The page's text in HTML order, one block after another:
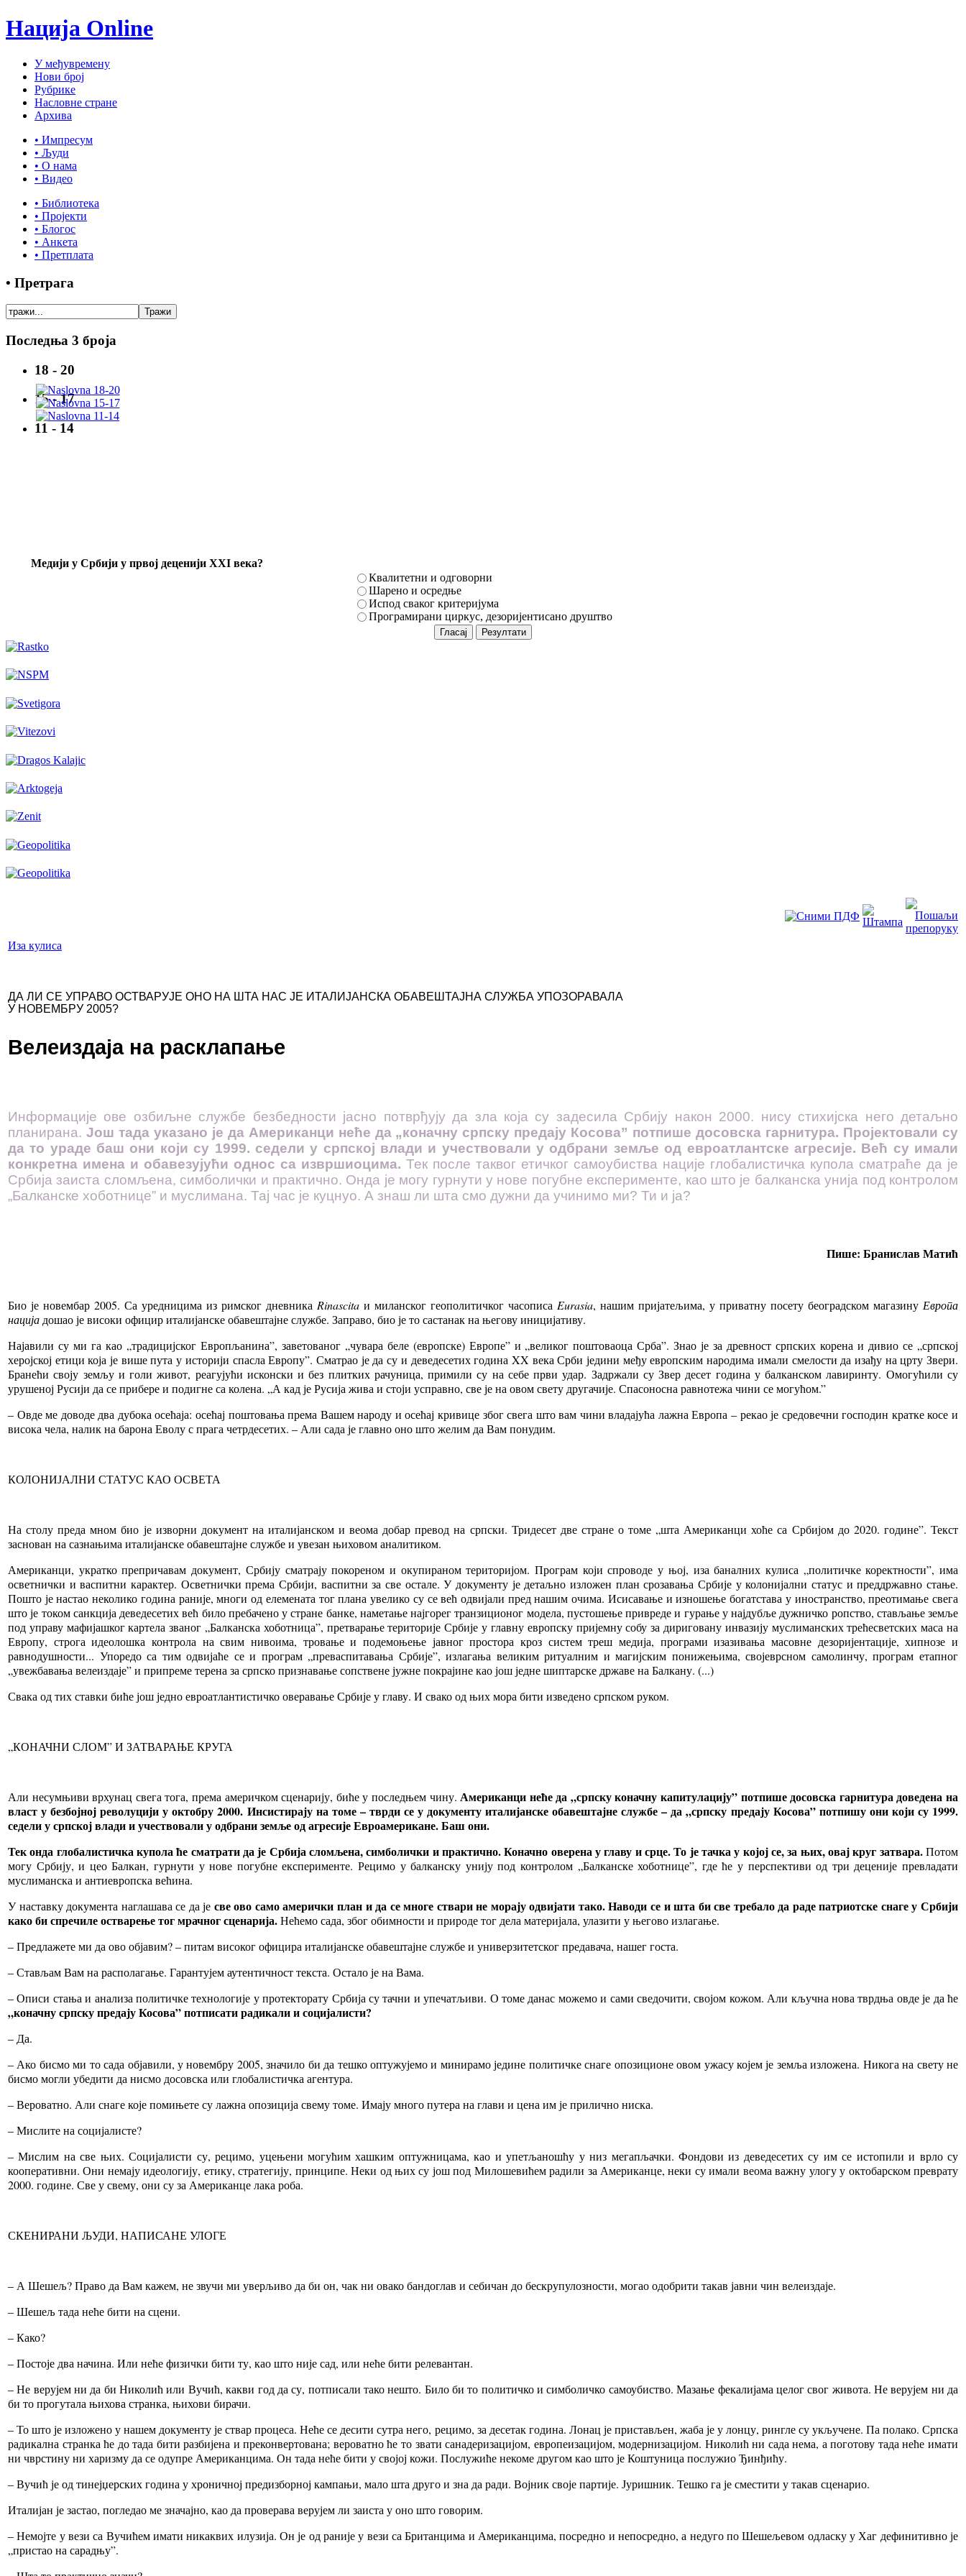
Нација Online
У међувремену
Нови број
Рубрике
Насловне стране
Архива
• Импресум
• Људи
• О нама
• Видео
• Библиотека
• Пројекти
• Блогос
• Анкета
• Претплата
• Претрага
Последња 3 броја
18 - 20
15 - 17
11 - 14
Mедији у Србији у првој деценији XXI века?
Квалитетни и одговорни
Шарено и осредње
Испод сваког критеријума
Програмирани циркус, дезоријентисано друштво
Иза кулиса
ДА ЛИ СЕ УПРАВО ОСТВАРУЈЕ ОНО НА ШТА НАС ЈЕ ИТАЛИЈАНСКА ОБАВЕШТАЈНА СЛУЖБА УПОЗОРАВАЛА
У НОВЕМБРУ 2005?
Велеиздаја на расклапање
Информације ове озбиљне службе безбедности јасно потврђују да зла која су задесила Србију након 2000. нису стихијска него детаљно
планирана. Још тада указано је да Американци неће да „коначну српску предају Косова” потпише досовска гарнитура. Пројектовали су
да то ураде баш они који су 1999. седели у српској влади и учествовали у одбрани земље од евроатлантске агресије. Већ су имали
конкретна имена и обавезујући однос са извршиоцима. Тек после таквог етичког самоубиства нације глобалистичка купола сматраће да је
Србија заиста сломљена, симболички и практично. Онда је могу гурнути у нове погубне експерименте, као што је балканска унија под контролом
„Балканске хоботнице” и муслимана. Тај час је куцнуо. А знаш ли шта смо дужни да учинимо ми? Ти и ја?
Пише: Бранислав Матић
Био је новембар 2005. Са уредницима из римског дневника Rinascita и миланског геополитичког часописа Eurasia, нашим пријатељима, у приватну посету београдском магазину Европа
нацијадошао је високи официр италијанске обавештајне службе. Заправо, био је то састанак на његову иницијативу.
Најавили су ми га као „традицијског Европљанина”, заветованог „чувара беле (европске) Европе” и „великог поштоваоца Срба”. Знао је за древност српских корена и дивио се „српској
херојској етици која је више пута у историји спасла Европу”. Сматрао је да су и деведесетих година XX века Срби једини међу европским народима имали смелости да изађу на црту Звери.
Бранећи своју земљу и голи живот, реагујући исконски и без плитких рачуница, примили су на себе први удар. Задржали су Звер десет година у балканском лавиринту. Омогућили су
урушеној Русији да се прибере и подигне са колена. „А кад је Русија жива и стоји усправно, све је на овом свету другачије. Спасоносна равнотежа чини се могућом.”
– Овде ме доводе два дубока осећаја: осећај поштовања према Вашем народу и осећај кривице због свега што вам чини владајућа лажна Европа – рекао је средовечни господин кратке косе и
висока чела, налик на барона Еволу с прага четрдесетих. – Али сада је главно оно што желим да Вам понудим.
КОЛОНИЈАЛНИ СТАТУС КАО ОСВЕТА
На столу преда мном био је изворни документ на италијанском и веома добар превод на српски. Тридесет две стране о томе „шта Американци хоће са Србијом до 2020. године”. Текст
заснован на сазнањима италијанске обавештајне службе и увезан њиховом аналитиком.
Американци, укратко препричавам документ, Србију сматрају покореном и окупираном територијом. Програм који спроводе у њој, иза баналних кулиса „политичке коректности”, има
осветнички и васпитни карактер. Осветнички према Србији, васпитни за све остале. У документу је детаљно изложен план срозавања Србије у колонијални статус и преддржавно стање.
Пошто је настао неколико година раније, многи од елемената тог плана увелико су се већ одвијали пред нашим очима. Исисавање и изношење богатстава у иностранство, преотимање свега
што је током санкција деведесетих већ било пребачено у стране банке, наметање најгорег транзиционог модела, пустошење привреде и гурање у најдубље дужничко ропство, стављање земље
под управу мафијашког картела званог „Балканска хоботница”, претварање територије Србије у главну европску пријемну собу за дириговану инвазију муслиманских трећесветских маса на
Европу, строга идеолошка контрола на свим нивоима, тровање и подемоњење јавног простора кроз систем треш медија, програми изазивања масовне дезоријентације, хипнозе и
равнодушности... Упоредо са тим одвијаће се и програм „преваспитавања Србије”, излагања великим ритуалним и магијским понижењима, својеврсном самолинчу, програм етапног
„увежбавања велеиздаје” и припреме терена за српско признавање сопствене јужне покрајине као још једне шиптарске државе на Балкану. (...)
Свака од тих ставки биће још једно евроатлантистичко оверавање Србије у главу. И свако од њих мора бити изведено српском руком.
„КОНАЧНИ СЛОМ” И ЗАТВАРАЊЕ КРУГА
Али несумњиви врхунац свега тога, према америчком сценарију, биће у последњем чину.Американци неће да „српску коначну капитулацију” потпише досовска гарнитура доведена на
власт у безбојној револуцији у октобру 2000. Инсистирају на томе – тврди се у документу италијанске обавештајне службе – да „српску предају Косова” потпишу они који су 1999.
седели у српској влади и учествовали у одбрани земље од агресије Евроамерикане. Баш они.
Тек онда глобалистичка купола ће сматрати да је Србија сломљена, симболички и практично. Коначно оверена у главу и срце. То је тачка у којој се, за њих, овај круг затвара.Потом
могу Србију, и цео Балкан, гурнути у нове погубне експерименте. Рецимо у балканску унију под контролом „Балканске хоботнице”, где ће у перспективи од три деценије превладати
муслиманска и антиевропска већина.
У наставку документа наглашава се да је све ово само амерички план и да се многе ствари не морају одвијати тако. Наводи се и шта би све требало да раде патриотске снаге у Србији
како би спречиле остварење тог мрачног сценарија.Нећемо сада, због обимности и природе тог дела материјала, улазити у његово излагање.
– Предлажете ми да ово објавим? – питам високог официра италијанске обавештајне службе и универзитетског предавача, нашег госта.
– Стављам Вам на располагање. Гарантујем аутентичност текста. Остало је на Вама.
– Описи стања и анализа политичке технологије у протекторату Србија су тачни и упечатљиви. О томе данас можемо и сами сведочити, својом кожом. Али кључна нова тврдња овде је да ће
„коначну српску предају Косова” потписати радикали и социјалисти?
– Да.
– Ако бисмо ми то сада објавили, у новембру 2005, значило би да тешко оптужујемо и минирамо једине политичке снаге опозиционе овом ужасу којем је земља изложена. Никога на свету не
бисмо могли убедити да нисмо досовска или глобалистичка агентура.
– Вероватно. Али снаге које помињете су лажна опозиција свему томе. Имају много путера на глави и цена им је прилично ниска.
– Мислите на социјалисте?
– Мислим на све њих. Социјалисти су, рецимо, уцењени могућим хашким оптужницама, као и упетљаношћу у низ мегапљачки. Фондови из деведесетих су им се истопили и врло су
кооперативни. Они немају идеологију, етику, стратегију, принципе. Неки од њих су још под Милошевићем радили за Американце, неки су имали веома важну улогу у октобарском преврату
2000. године. Све у свему, они су за Американце лака роба.
СКЕНИРАНИ ЉУДИ, НАПИСАНЕ УЛОГЕ
– А Шешељ? Право да Вам кажем, не звучи ми уверљиво да би он, чак ни овако бандоглав и себичан до бескрупулозности, могао одобрити такав јавни чин велеиздаје.
– Шешељ тада неће бити на сцени.
– Како?
– Постоје два начина. Или неће физички бити ту, као што није сад, или неће бити релевантан.
– Не верујем ни да би Николић или Вучић, какви год да су, потписали тако нешто. Било би то политичко и симболичко самоубиство. Мазање фекалијама целог свог живота. Не верујем ни да
би то прогутала њихова странка, њихови бирачи.
– То што је изложено у нашем документу је ствар процеса. Неће се десити сутра него, рецимо, за десетак година. Лонац је пристављен, жаба је у лонцу, рингле су укључене. Па полако. Српска
радикална странка ће до тада бити разбијена и преконвертована; вероватно ће то звати санадеризацијом, европеизацијом, модернизацијом. Николић ни сада нема, а поготову тада неће имати
ни чврстину ни харизму да се одупре Американцима. Он тада неће бити у својој кожи. Послужиће некоме другом као што је Коштуница послужио Ђинђићу.
– Вучић је од тинејџерских година у хроничној предизборној кампањи, мало шта друго и зна да ради. Војник своје партије. Јуришник. Тешко га је сместити у такав сценарио.
Италијан је застао, погледао ме значајно, као да проверава верујем ли заиста у оно што говорим.
– Немојте у вези са Вучићем имати никаквих илузија. Он је од раније у вези са Британцима и Американцима, посредно и непосредно, а недуго по Шешељевом одласку у Хаг дефинитивно је
„пристао на сарадњу”.